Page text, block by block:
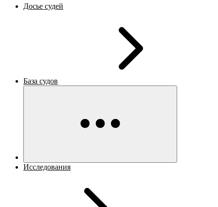
Досье судей
База судов
Исследования